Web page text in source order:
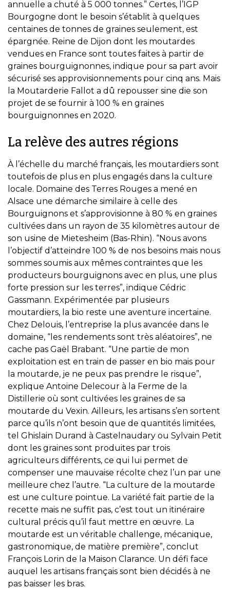
annuelle a chuté à 5 000 tonnes.” Certes, l’IGP
Bourgogne dont le besoin s’établit à quelques
centaines de tonnes de graines seulement, est
épargnée. Reine de Dijon dont les moutardes
vendues en France sont toutes faites à partir de
graines bourguignonnes, indique pour sa part avoir
sécurisé ses approvisionnements pour cinq ans. Mais
la Moutarderie Fallot a dû repousser sine die son
projet de se fournir à 100 % en graines
bourguignonnes en 2020.
La relève des autres régions
À l’échelle du marché français, les moutardiers sont
toutefois de plus en plus engagés dans la culture
locale. Domaine des Terres Rouges a mené en
Alsace une démarche similaire à celle des
Bourguignons et s’approvisionne à 80 % en graines
cultivées dans un rayon de 35 kilomètres autour de
son usine de Mietesheim (Bas-Rhin). “Nous avons
l’objectif d’atteindre 100 % de nos besoins mais nous
sommes soumis aux mêmes contraintes que les
producteurs bourguignons avec en plus, une plus
forte pression sur les terres”, indique Cédric
Gassmann. Expérimentée par plusieurs
moutardiers, la bio reste une aventure incertaine.
Chez Delouis, l’entreprise la plus avancée dans le
domaine, “les rendements sont très aléatoires”, ne
cache pas Gaël Brabant. “Une partie de mon
exploitation est en train de passer en bio mais pour
la moutarde, je ne peux pas prendre le risque”,
explique Antoine Delecour à la Ferme de la
Distillerie où sont cultivées les graines de sa
moutarde du Vexin. Ailleurs, les artisans s’en sortent
parce qu’ils n’ont besoin que de quantités limitées,
tel Ghislain Durand à Castelnaudary ou Sylvain Petit
dont les graines sont produites par trois
agriculteurs différents, ce qui lui permet de
compenser une mauvaise récolte chez l’un par une
meilleure chez l’autre. “La culture de la moutarde
est une culture pointue. La variété fait partie de la
recette mais ne suffit pas, c’est tout un itinéraire
cultural précis qu’il faut mettre en œuvre. La
moutarde est un véritable challenge, mécanique,
gastronomique, de matière première”, conclut
François Lorin de la Maison Clarance. Un défi face
auquel les artisans français sont bien décidés à ne
pas baisser les bras.